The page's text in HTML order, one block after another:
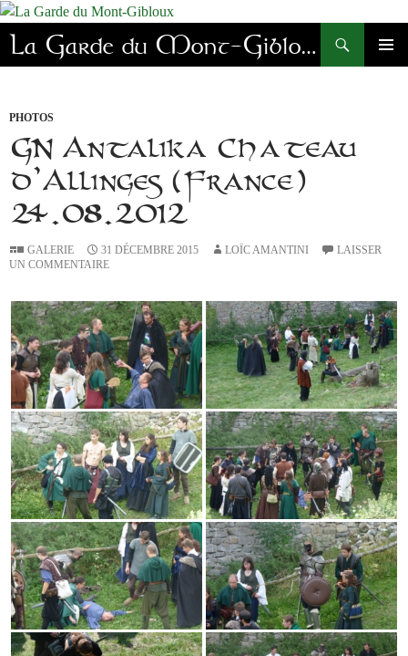
Aller
au
contenu
La Garde du Mont-Gibloux
Recherche
PHOTOS
GN Antalika Château
d’Allinges (France)
24.08.2012
GALERIE 31 DÉCEMBRE 2015 LOÏC AMANTINI
LAISSER
UN COMMENTAIRE